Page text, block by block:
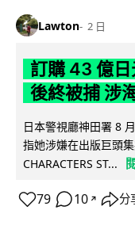
Lawton 2 日
訂購 43 億
後終被捕 涉
日本警視廳神田署 8
指她涉嫌在出版巨頭
CHARACTERS ST...
79 10 ↗ 分